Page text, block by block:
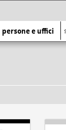
persone e uffici